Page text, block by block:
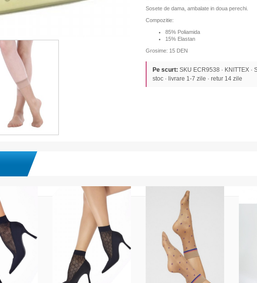
Sosete de dama, ambalate in doua perechi.
Compozitie:
85% Poliamida
15% Elastan
Grosime: 15 DEN
Pe scurt: SKU ECR9538 · KNITTEX ·
stoc · livrare 1-7 zile · retur 14 zile